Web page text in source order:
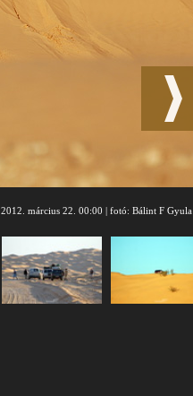
2012. március 22. 00:00 | fotó: Bálint F Gyula